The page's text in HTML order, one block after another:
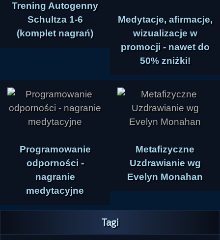
Trening Autogenny
Schultza 1-6
(komplet nagrań)
Medytacje, afirmacje,
wizualizacje w
promocji - nawet do
50% zniżki!
Programowanie
odporności -
nagranie
medytacyjne
Metafizyczne
Uzdrawianie wg
Evelyn Monahan
Tagi